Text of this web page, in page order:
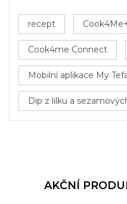
recept
Cook4me Connect
Mobilní aplikace My
Dip z lilku a
AKČNÍ